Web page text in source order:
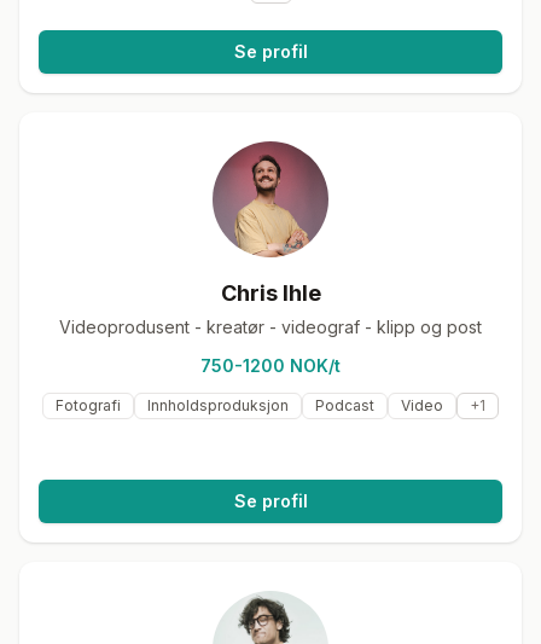
Se profil
Chris Ihle
Videoprodusent - kreatør - videograf - klipp og post
750-1200 NOK/t
Fotografi Innholdsproduksjon Podcast Video +1
Se profil